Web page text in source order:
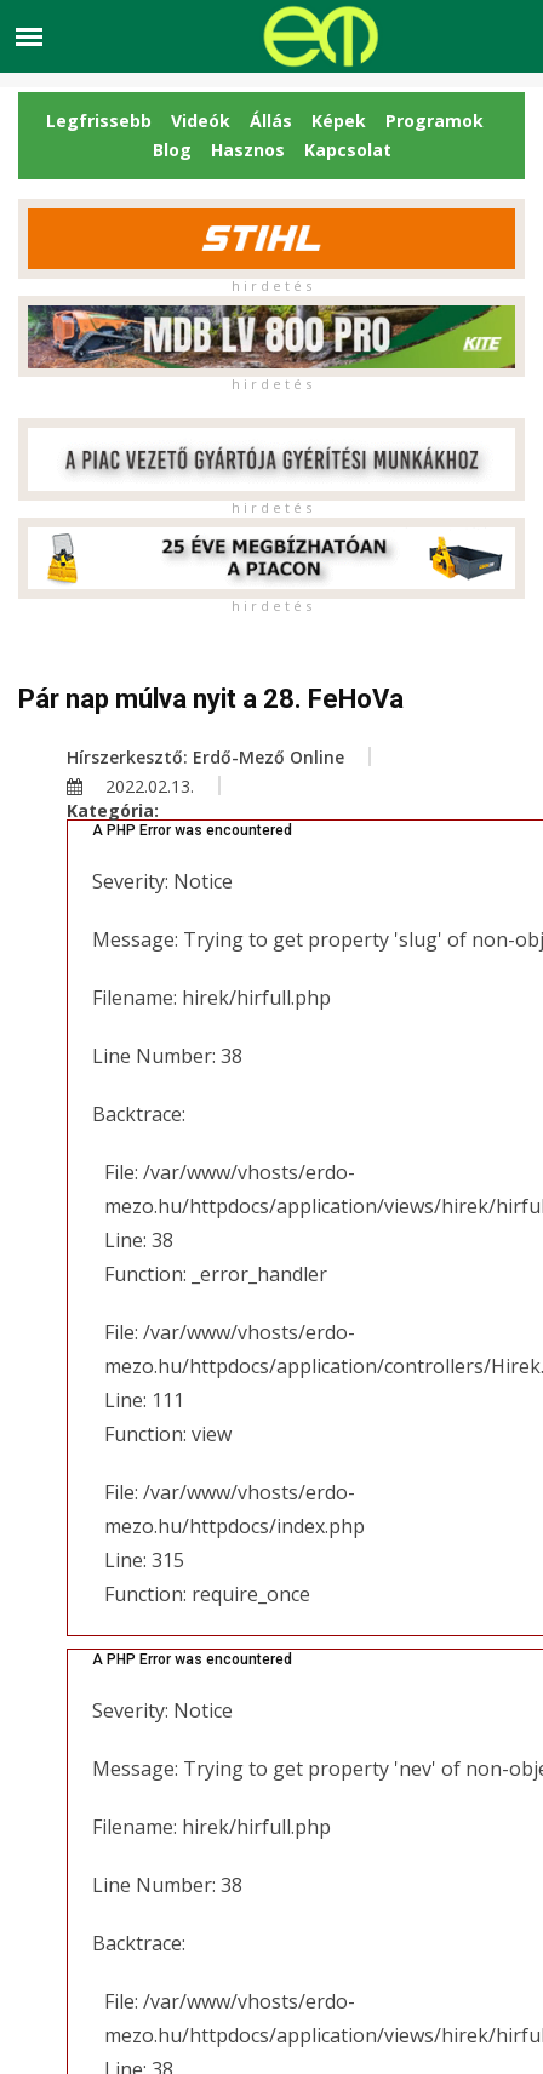
Legfrissebb Videók Állás Képek
Programok
Blog
Hasznos Kapcsolat
h i r d e t é s
h i r d e t é s
h i r d e t é s
h i r d e t é s
Pár nap múlva nyit a 28. FeHoVa
Hírszerkesztő: Erdő-Mező Online
2022.02.13.
Kategória:
A PHP Error was encountered
Severity: Notice
Message: Trying to get property 'slug' of non-
Filename: hirek/hirfull.php
Line Number: 38
Backtrace:
File: /var/www/vhosts/erdo-
mezo.hu/httpdocs/application/views/hirek/
Line: 38
Function: _error_handler
File: /var/www/vhosts/erdo-
mezo.hu/httpdocs/application/controllers/
Line: 111
Function: view
File: /var/www/vhosts/erdo-
mezo.hu/httpdocs/index.php
Line: 315
Function: require_once
A PHP Error was encountered
Severity: Notice
Message: Trying to get property 'nev' of non-
Filename: hirek/hirfull.php
Line Number: 38
Backtrace:
File: /var/www/vhosts/erdo-
mezo.hu/httpdocs/application/views/hirek/